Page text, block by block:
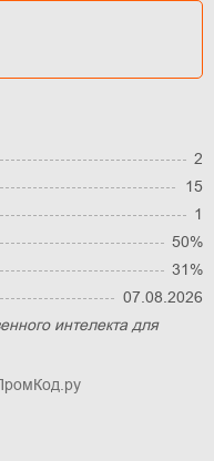
2
15
1
50%
31%
07.08.2026
интелекта для